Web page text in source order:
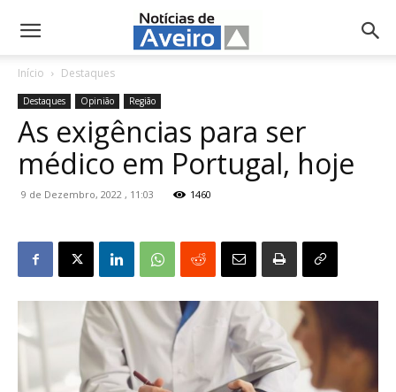
NotíciasdeAveiro.pt
Início Destaques
Destaques Opinião Região
As exigências para ser
médico em Portugal, hoje
9 de Dezembro, 2022 , 11:03 1460